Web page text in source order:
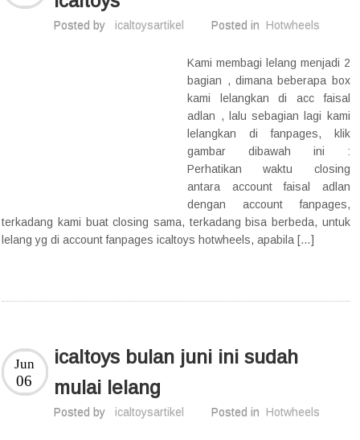
Posted by icaltoysartikel Posted in Hotwheels
Kami membagi lelang menjadi 2
bagian , dimana beberapa box
kami lelangkan di acc faisal
adlan , lalu sebagian lagi kami
lelangkan di fanpages, klik
gambar dibawah ini :
Perhatikan waktu closing
antara account faisal adlan
dengan account fanpages,
terkadang kami buat closing sama, terkadang bisa berbeda, untuk
lelang yg di account fanpages icaltoys hotwheels, apabila […]
icaltoys bulan juni ini sudah
mulai lelang
Jun
06
Posted by icaltoysartikel Posted in Hotwheels